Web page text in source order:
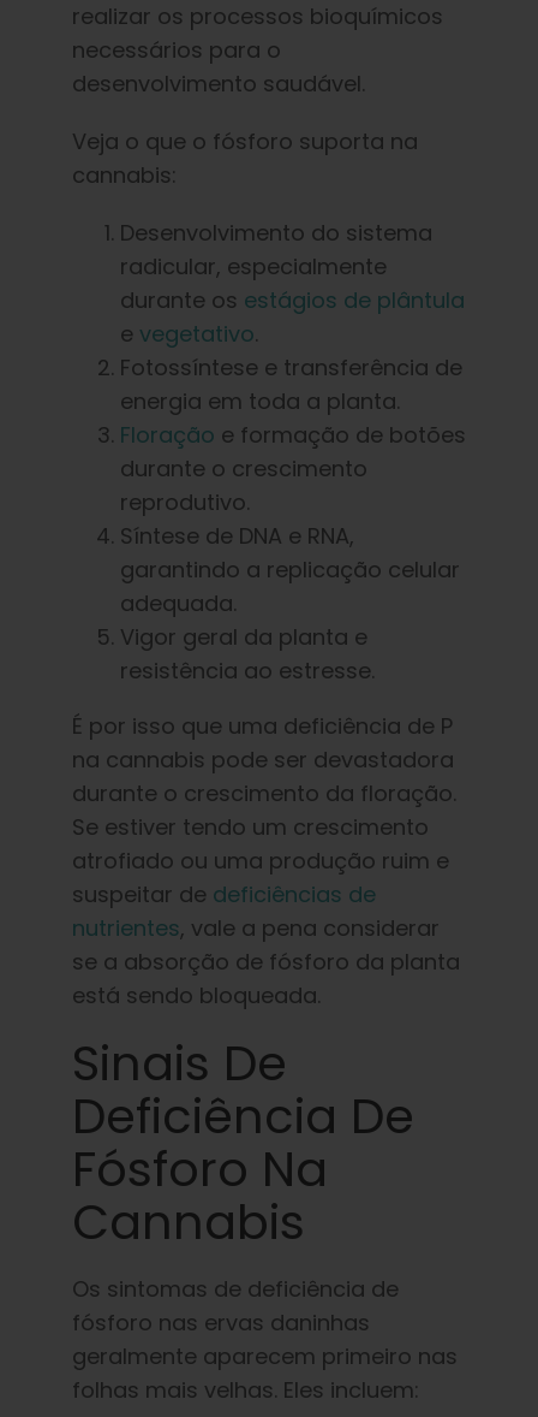
realizar os processos bioquímicos
necessários para o
desenvolvimento saudável.
Veja o que o fósforo suporta na
cannabis:
Desenvolvimento do sistema
radicular, especialmente
durante os estágios de plântula
e vegetativo.
Fotossíntese e transferência de
energia em toda a planta.
Floração e formação de botões
durante o crescimento
reprodutivo.
Síntese de DNA e RNA,
garantindo a replicação celular
adequada.
Vigor geral da planta e
resistência ao estresse.
É por isso que uma deficiência de P
na cannabis pode ser devastadora
durante o crescimento da floração.
Se estiver tendo um crescimento
atrofiado ou uma produção ruim e
suspeitar de deficiências de
nutrientes, vale a pena considerar
se a absorção de fósforo da planta
está sendo bloqueada.
Sinais De
Deficiência De
Fósforo Na
Cannabis
Os sintomas de deficiência de
fósforo nas ervas daninhas
geralmente aparecem primeiro nas
folhas mais velhas. Eles incluem: